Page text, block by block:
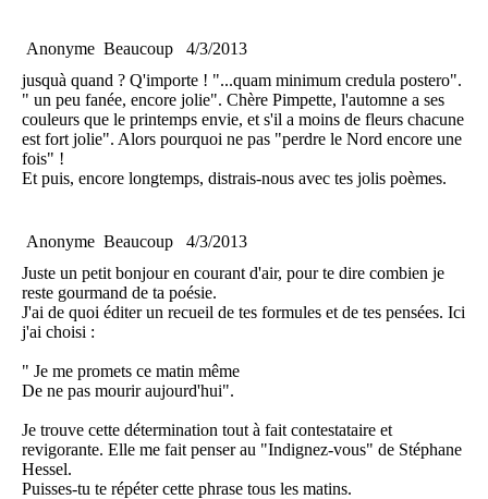
Anonyme Beaucoup
4/3/2013
jusquà quand ? Q'importe ! "...quam minimum credula postero".
" un peu fanée, encore jolie". Chère Pimpette, l'automne a ses
couleurs que le printemps envie, et s'il a moins de fleurs chacune
est fort jolie". Alors pourquoi ne pas "perdre le Nord encore une
fois" !
Et puis, encore longtemps, distrais-nous avec tes jolis poèmes.
Anonyme Beaucoup
4/3/2013
Juste un petit bonjour en courant d'air, pour te dire combien je
reste gourmand de ta poésie.
J'ai de quoi éditer un recueil de tes formules et de tes pensées. Ici
j'ai choisi :
" Je me promets ce matin même
De ne pas mourir aujourd'hui".
Je trouve cette détermination tout à fait contestataire et
revigorante. Elle me fait penser au "Indignez-vous" de Stéphane
Hessel.
Puisses-tu te répéter cette phrase tous les matins.